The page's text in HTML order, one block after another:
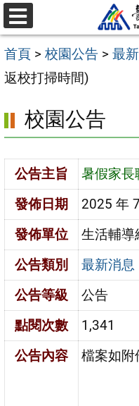
跳
至
主
要
容
區
選
單
首頁 > 校園公告 > 最
返校打掃時間)
校園公告
公告主旨
暑假家長
發佈日期
2025 年
發佈單位
生活輔導
公告類別
最新消息
公告等級
公告
點閱次數
1,341
公告內容
檔案如附